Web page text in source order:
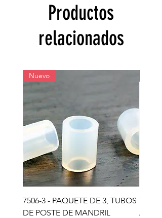
Productos
relacionados
Nuevo
7506-3 - PAQUETE DE 3, TUBOS
DE POSTE DE MANDRIL
7503 -